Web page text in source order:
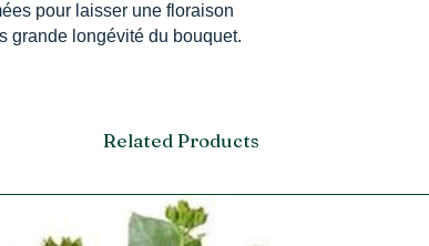
pour laisser une floraison
grande longévité du bouquet.
Related Products